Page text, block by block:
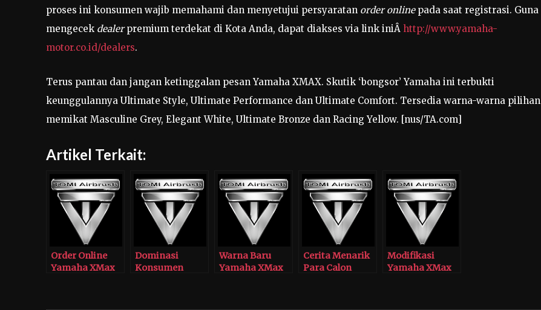
proses ini konsumen wajib memahami dan menyetujui persyaratan order onlinepada saat registrasi. Guna
mengecek dealerpremium terdekat di Kota Anda, dapat diakses via link iniÂ http://www.yamaha-
motor.co.id/dealers.
Terus pantau dan jangan ketinggalan pesan Yamaha XMAX. Skutik ‘bongsor’ Yamaha ini terbukti
keunggulannya Ultimate Style, Ultimate Performance dan Ultimate Comfort. Tersedia warna-warna pilihan
memikat Masculine Grey, Elegant White, Ultimate Bronze dan Racing Yellow. [nus/TA.com]
Artikel Terkait:
Order Online
Yamaha XMax
Dominasi
Konsumen
Warna Baru
Yamaha XMax
Cerita Menarik
Para Calon
Modifikasi
Yamaha XMax